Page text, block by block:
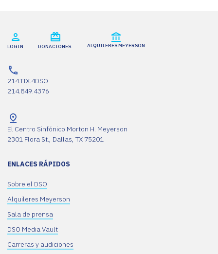
LOGIN DONACIONES: ALQUILERES MEYERSON
214.TIX.4DSO
214.849.4376
El Centro Sinfónico Morton H. Meyerson
2301 Flora St., Dallas, TX 75201
ENLACES RÁPIDOS
Sobre el DSO
Alquileres Meyerson
Sala de prensa
DSO Media Vault
Carreras y audiciones